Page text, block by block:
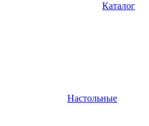
Каталог
Настольные